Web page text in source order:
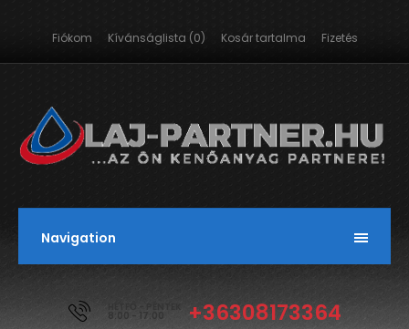
Fiókom Kívánságlista (0) Kosár tartalma Fizetés
Navigation
HÉTFŐ - PÉNTEK
8:00 - 17:00 +36308173364